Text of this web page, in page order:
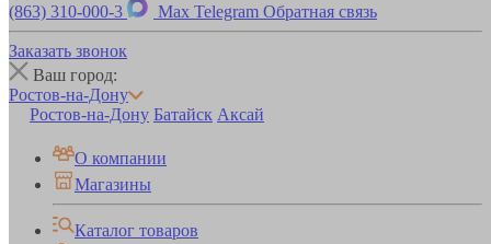
(863) 310-000-3 Max Telegram Обратная связь
Заказать звонок
Ваш город:
Ростов-на-Дону
Ростов-на-Дону Батайск Аксай
О компании
Магазины
Каталог товаров